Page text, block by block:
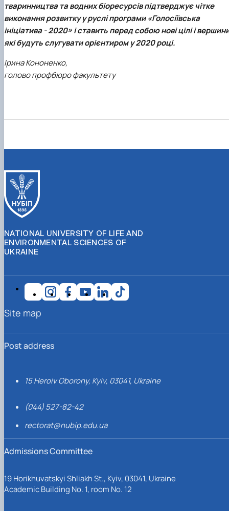
тваринництва та водних біоресурсів підтверджує чітке
виконання розвитку у руслі програми «Голосіївська
ініціатива - 2020» і ставить перед собою нові цілі і
які будуть слугувати орієнтиром у 2020 році.
Ірина Кононенко,
голово профбюро факультету
NATIONAL UNIVERSITY OF LIFE AND
ENVIRONMENTAL SCIENCES OF
UKRAINE
Post address
15 Heroiv Oborony, Kyiv, 03041, Ukraine
(044) 527-82-42
rectorat@nubip.edu.ua
Admissions Committee
19 Horikhuvatskyi Shliakh St., Kyiv, 03041, Ukraine
Academic Building No. 1, room No. 12
Site map